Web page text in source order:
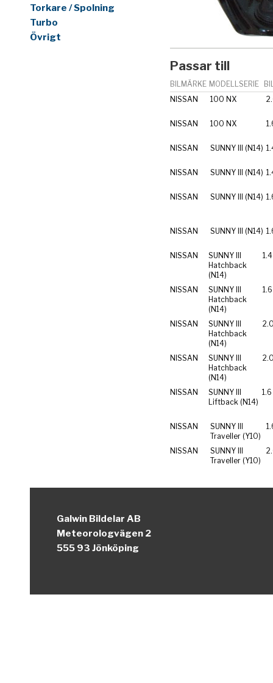
Torkare / Spolning
Turbo
Övrigt
Passar till
BILMÄRKE MODELLSERIE
NISSAN
100 NX
NISSAN 100 NX
NISSAN SUNNY III (N14)
NISSAN SUNNY III (N14)
NISSAN SUNNY III (N14)
NISSAN SUNNY III (N14)
NISSAN
SUNNY III
Hatchback
(N14)
NISSAN
SUNNY III
Hatchback
(N14)
NISSAN
SUNNY III
Hatchback
(N14)
NISSAN
SUNNY III
Hatchback
(N14)
NISSAN
SUNNY III
Liftback (N14)
NISSAN
SUNNY III
Traveller (Y10)
NISSAN
SUNNY III
Traveller (Y10)
Galwin Bildelar AB
Meteorologvägen 2
555 93 Jönköping